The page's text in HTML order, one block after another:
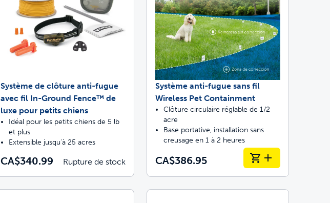
Système de clôture anti-fugue
avec fil In-Ground Fence™ de
luxe pour petits chiens
Idéal pour les petits chiens de 5 lb
et plus
Extensible jusqu’à 25 acres
CA$340.99 Rupture de stock
Système anti-fugue sans fil
Wireless Pet Containment
Clôture circulaire réglable de 1/2
acre
Base portative, installation sans
creusage en 1 à 2 heures
CA$386.95